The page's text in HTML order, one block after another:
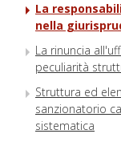
La
nella
La rinuncia
peculiarità
Struttura ed
sanzionatorio
sistematica